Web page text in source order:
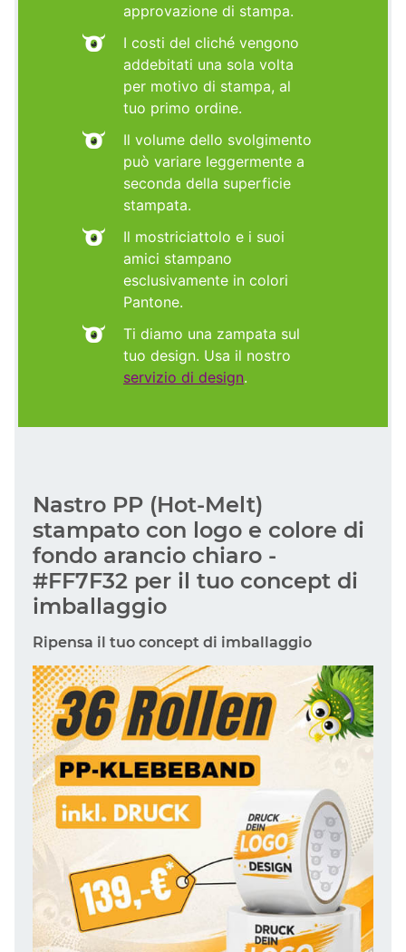
approvazione di stampa.
I costi del cliché vengono
addebitati una sola volta
per motivo di stampa, al
tuo primo ordine.
Il volume dello svolgimento
può variare leggermente a
seconda della superficie
stampata.
Il mostriciattolo e i suoi
amici stampano
esclusivamente in colori
Pantone.
Ti diamo una zampata sul
tuo design. Usa il nostro
servizio di design.
Nastro PP (Hot-Melt)
stampato con logo e colore di
fondo arancio chiaro -
#FF7F32 per il tuo concept di
imballaggio
Ripensa il tuo concept di imballaggio